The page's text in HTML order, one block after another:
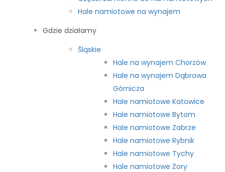
Hale namiotowe na wynajem
Gdzie działamy
Śląskie
Hale na wynajem Chorzów
Hale na wynajem Dąbrowa
Górnicza
Hale namiotowe Katowice
Hale namiotowe Bytom
Hale namiotowe Zabrze
Hale namiotowe Rybnik
Hale namiotowe Tychy
Hale namiotowe Żory